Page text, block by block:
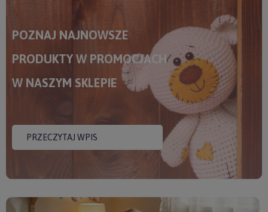
POZNAJ NAJNOWSZE
PRODUKTY W PROMOCJACH
W NASZYM SKLEPIE
PRZECZYTAJ WPIS